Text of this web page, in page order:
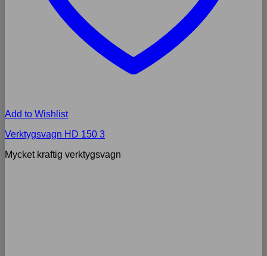
Add to Wishlist
Verktygsvagn HD 150 3
Mycket kraftig verktygsvagn